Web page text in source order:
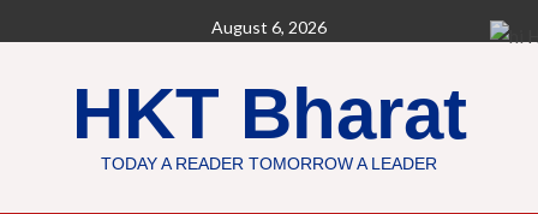
to
August 6, 2026
HKT Bharat
TODAY A READER TOMORROW A LEADER